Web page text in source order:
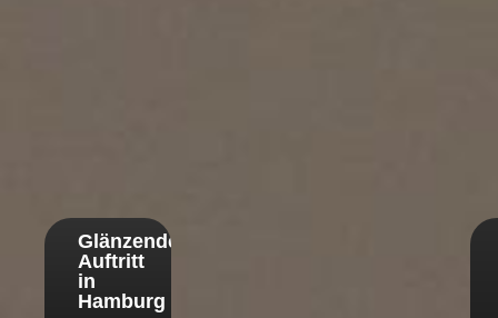
Glänzender
Auftritt
in
Hamburg